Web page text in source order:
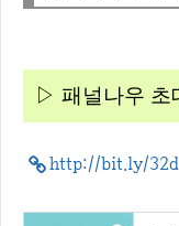
▷ 패널나우 초
http://bit.ly/